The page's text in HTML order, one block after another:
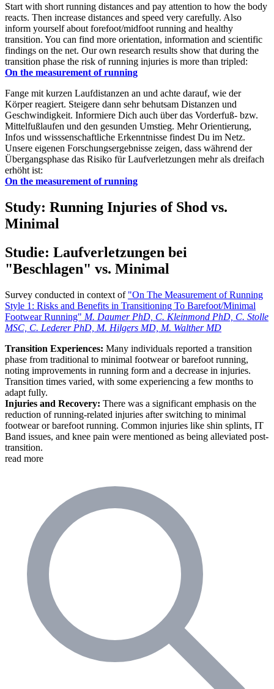
Start with short running distances and pay attention to how the body
reacts. Then increase distances and speed very carefully. Also
inform yourself about forefoot/midfoot running and healthy
transition. You can find more orientation, information and scientific
findings on the net. Our own research results show that during the
transition phase the risk of running injuries is more than tripled:
On the measurement of running
Fange mit kurzen Laufdistanzen an und achte darauf, wie der
Körper reagiert. Steigere dann sehr behutsam Distanzen und
Geschwindigkeit. Informiere Dich auch über das Vorderfuß- bzw.
Mittelfußlaufen und den gesunden Umstieg. Mehr Orientierung,
Infos und wisssenschaftliche Erkenntnisse findest Du im Netz.
Unsere eigenen Forschungsergebnisse zeigen, dass während der
Übergangsphase das Risiko für Laufverletzungen mehr als dreifach
erhöht ist:
On the measurement of running
Study: Running Injuries of Shod vs.
Minimal
Studie: Laufverletzungen bei
"Beschlagen" vs. Minimal
Survey conducted in context of "On The Measurement of Running
Style 1: Risks and Benefits in Transitioning To Barefoot/Minimal
Footwear Running" M. Daumer PhD, C. Kleinmond PhD, C. Stolle
MSC, C. Lederer PhD, M. Hilgers MD, M. Walther MD
Transition Experiences: Many individuals reported a transition
phase from traditional to minimal footwear or barefoot running,
noting improvements in running form and a decrease in injuries.
Transition times varied, with some experiencing a few months to
adapt fully.
Injuries and Recovery: There was a significant emphasis on the
reduction of running-related injuries after switching to minimal
footwear or barefoot running. Common injuries like shin splints, IT
Band issues, and knee pain were mentioned as being alleviated post-
transition.
read more